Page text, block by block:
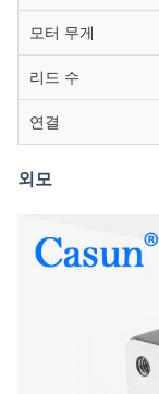
모터 무게
리드 수
연결
외모